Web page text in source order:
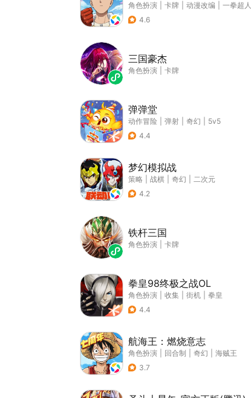
角色扮演 卡牌 动漫改编
一拳超人
4.6
三国豪杰
角色扮演 卡牌
弹弹堂
动作冒险 弹射 奇幻
5v5
4.4
梦幻模拟战
策略 战棋 奇幻
二次元
4.2
铁杆三国
角色扮演 卡牌
拳皇98终极之战OL
角色扮演 收集 街机
拳皇
4.4
航海王：燃烧意志
角色扮演 回合制 奇幻
海贼王
3.7